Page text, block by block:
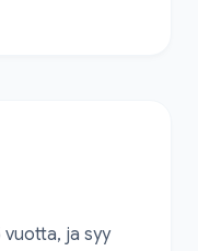
vuotta, ja syy